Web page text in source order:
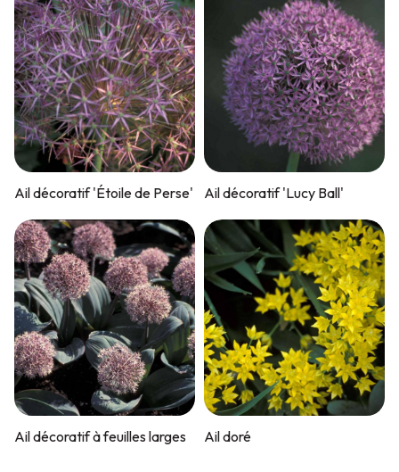
Ail décoratif 'Étoile de Perse' Ail décoratif 'Lucy Ball'
Ail décoratif à feuilles larges Ail doré